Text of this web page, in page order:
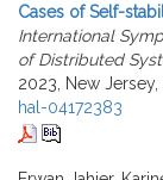
Cases of Self-
International
of Distributed
2023, New Jersey,
hal-04172383